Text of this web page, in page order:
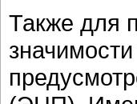
Также для